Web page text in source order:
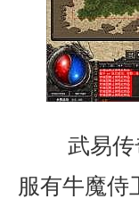
武易传
服有牛魔侍